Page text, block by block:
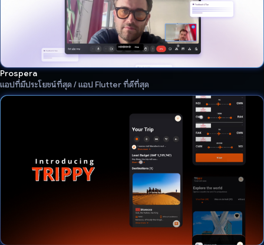
Prospera
แอปที่มีประโยชน์ที่สุด / แอป Flutter ที่ดีที่สุด